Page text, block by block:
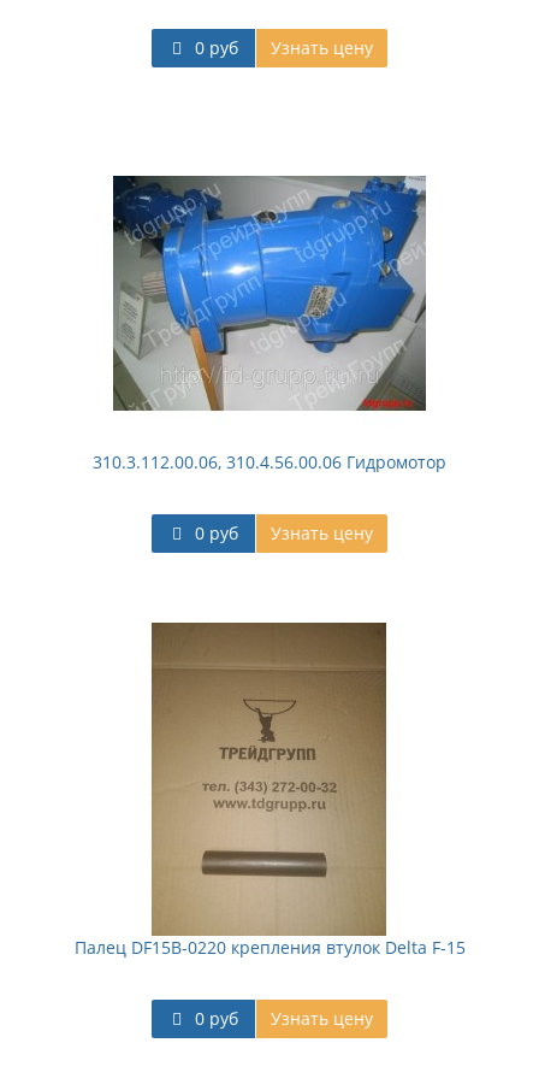
0 руб Узнать цену
310.3.112.00.06, 310.4.56.00.06 Гидромотор
0 руб Узнать цену
Палец DF15B-0220 крепления втулок Delta F-15
0 руб Узнать цену